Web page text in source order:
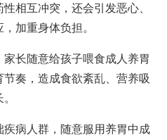
相互冲突，还会引发恶心、
加重身体负担。
长随意给孩子喂食成人养胃
奏，造成食欲紊乱、营养吸
病人群，随意服用养胃中成